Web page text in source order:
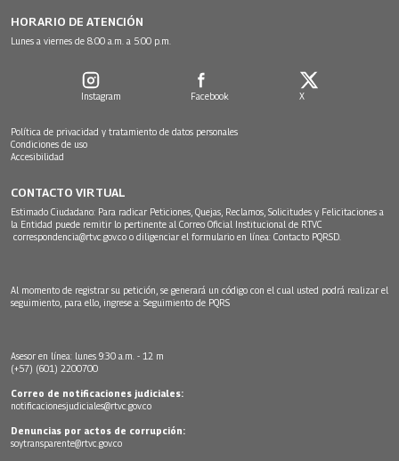
HORARIO DE ATENCIÓN
Lunes a viernes de 8:00 a.m. a 5:00 p.m.
Instagram Facebook X
Política de privacidad y tratamiento de datos personales
Condiciones de uso
Accesibilidad
CONTACTO VIRTUAL
Estimado Ciudadano: Para radicar Peticiones, Quejas, Reclamos, Solicitudes y Felicitaciones a
la Entidad puede remitir lo pertinente al Correo Oficial Institucional de RTVC
correspondencia@rtvc.gov.co o diligenciar el formulario en línea: Contacto PQRSD.
Al momento de registrar su petición, se generará un código con el cual usted podrá realizar el
seguimiento, para ello, ingrese a: Seguimiento de PQRS
Asesor en línea: lunes 9:30 a.m. - 12 m
(+57) (601) 2200700
Correo de notificaciones judiciales:
notificacionesjudiciales@rtvc.gov.co
Denuncias por actos de corrupción:
soytransparente@rtvc.gov.co